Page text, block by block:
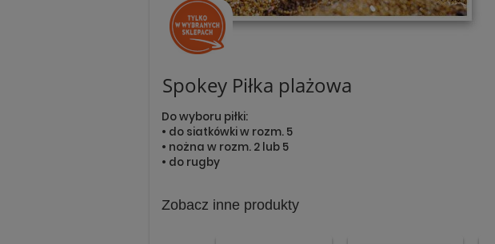
Spokey Piłka plażowa
Do wyboru piłki:
• do siatkówki w rozm. 5
• nożna w rozm. 2 lub 5
• do rugby
Zobacz inne produkty